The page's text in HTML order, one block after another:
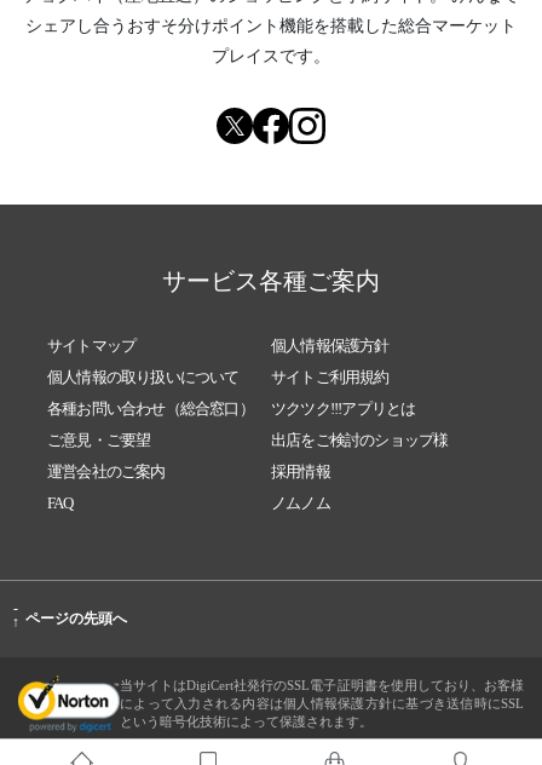
シェアし合う おすそ分けポイント機能を搭載した総合マーケット
プレイスです。
サービス各種ご案内
サイトマップ
個人情報保護方針
個人情報の取り扱いについて
サイトご利用規約
各種お問い合わせ（総合窓口）
ツクツク!!!アプリとは
ご意見・ご要望
出店をご検討のショップ様
運営会社のご案内
採用情報
FAQ
ノムノム
-
↑ ページの先頭へ
当サイトはDigiCert社発行のSSL電子証明書を使用しており、お客様
によって入力される内容は個人情報保護方針に基づき送信時にSSL
という暗号化技術によって保護されます。